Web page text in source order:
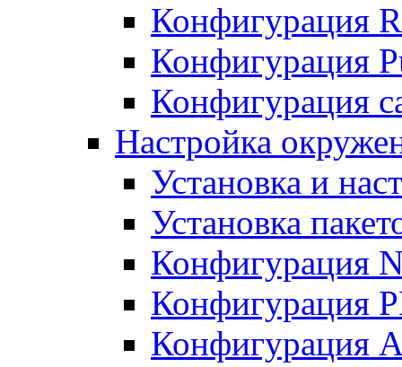
Конфигурация
Конфигурация
Конфигурация
Настройка
Установка и
Установка
Конфигурация
Конфигурация
Конфигурация